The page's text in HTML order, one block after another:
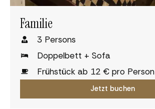
Familie
3 Persons
Doppelbett + Sofa
Frühstück ab 12 € pro Person
Jetzt buchen